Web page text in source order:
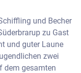
und Becher
zu Gast
und guter Laune
zwei
dem gesamten